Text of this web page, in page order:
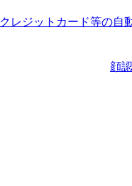
クレジットカード等の自
顔